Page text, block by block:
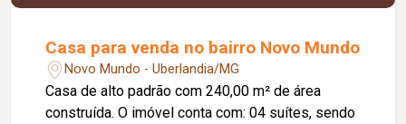
Casa para venda no bairro Novo Mundo
Novo Mundo - Uberlandia/MG
Casa de alto padrão com 240,00 m² de área
construída. O imóvel conta com: 04 suítes, sendo